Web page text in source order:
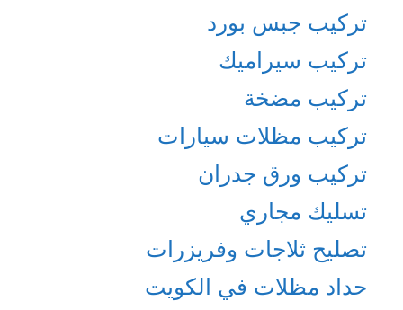
تركيب جبس بورد
تركيب سيراميك
تركيب مضخة
تركيب مظلات سيارات
تركيب ورق جدران
تسليك مجاري
تصليح ثلاجات وفريزرات
حداد مظلات في الكويت